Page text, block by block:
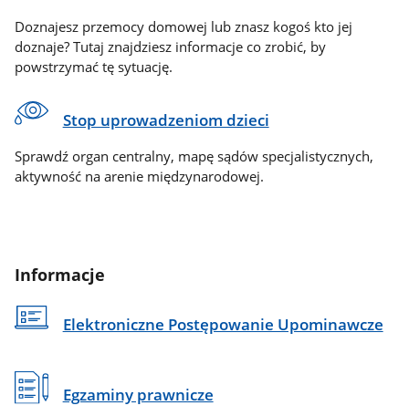
Doznajesz przemocy domowej lub znasz kogoś kto jej
doznaje? Tutaj znajdziesz informacje co zrobić, by
powstrzymać tę sytuację.
Stop uprowadzeniom dzieci
Sprawdź organ centralny, mapę sądów specjalistycznych,
aktywność na arenie międzynarodowej.
Informacje
Elektroniczne Postępowanie Upominawcze
Egzaminy prawnicze